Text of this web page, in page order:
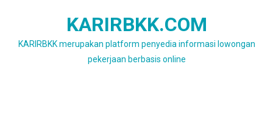
KARIRBKK.COM
KARIRBKK merupakan platform penyedia informasi lowongan
pekerjaan berbasis online